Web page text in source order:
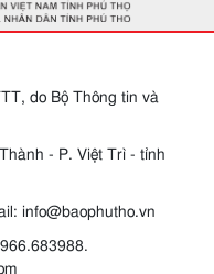
do Bộ Thông tin và
- P. Việt Trì - tỉnh
info@baophutho.vn